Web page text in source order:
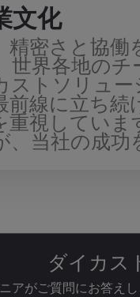
文化
精密さと協
世界各地の
ストソリュ
前線に立ち
重視してい
当社の成功
ダイカス
アがご質問にお答え